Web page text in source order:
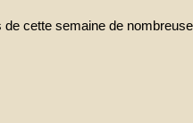
cette semaine de